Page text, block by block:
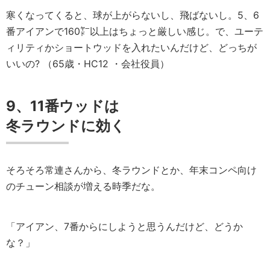
寒くなってくると、球が上がらないし、飛ばないし。5、6
番アイアンで160㍎以上はちょっと厳しい感じ。で、ユーテ
ィリティかショートウッドを入れたいんだけど、どっちが
いいの? （65歳・HC12 ・会社役員）
9、11番ウッドは
冬ラウンドに効く
そろそろ常連さんから、冬ラウンドとか、年末コンペ向け
のチューン相談が増える時季だな。
「アイアン、7番からにしようと思うんだけど、どうか
な？」